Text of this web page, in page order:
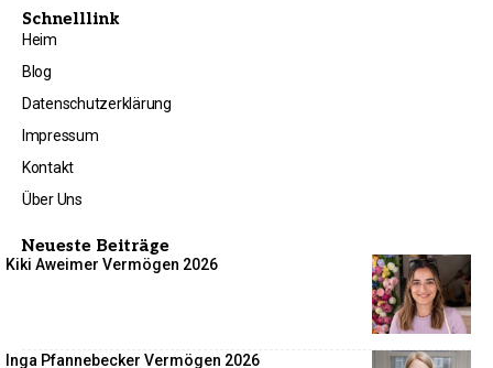
Schnelllink
Heim
Blog
Datenschutzerklärung
Impressum
Kontakt
Über Uns
Neueste Beiträge
Kiki Aweimer Vermögen 2026
Inga Pfannebecker Vermögen 2026